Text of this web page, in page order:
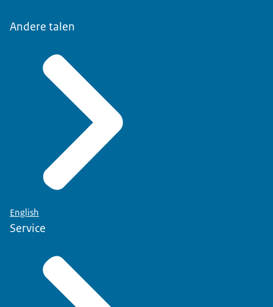
Andere talen
English
Service